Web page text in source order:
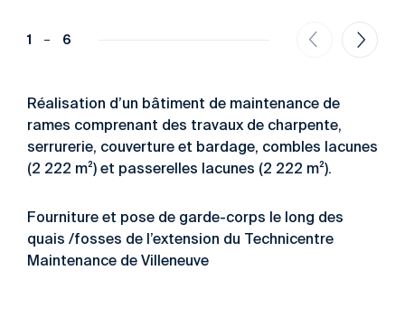
1 6
Réalisation d’un bâtiment de maintenance de
rames comprenant des travaux de charpente,
serrurerie, couverture et bardage, combles lacunes
(2 222 m²) et passerelles lacunes (2 222 m²).
Fourniture et pose de garde-corps le long des
quais /fosses de l’extension du Technicentre
Maintenance de Villeneuve